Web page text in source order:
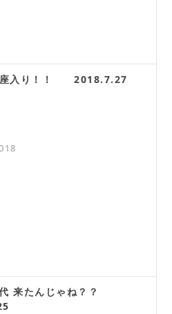
座入り！！ 2018.7.27
来たんじゃね？？